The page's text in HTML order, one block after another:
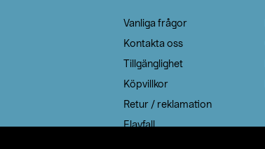
Vanliga frågor
Kontakta oss
Tillgänglighet
Köpvillkor
Retur / reklamation
Elavfall